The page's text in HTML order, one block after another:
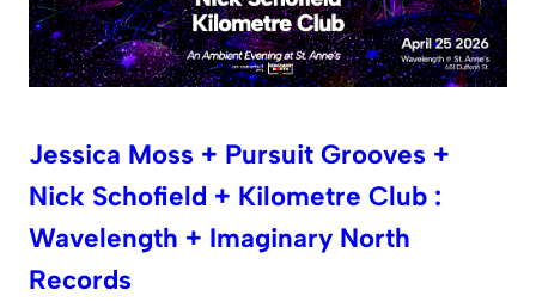
Jessica Moss + Pursuit Grooves +
Nick Schofield + Kilometre Club :
Wavelength + Imaginary North
Records